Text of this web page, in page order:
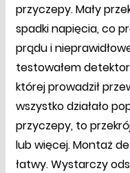
przyczepy. Mały
spadki napięcia, co
prądu i
testowałem
której prowadził
wszystko działało
przyczepy, to
lub więcej. Montaż
łatwy. Wystarczy